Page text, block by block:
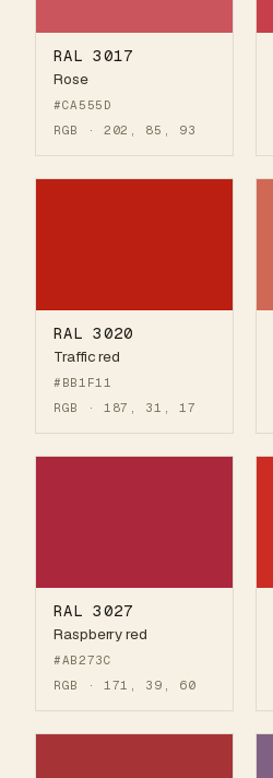
RAL 3017
Rose
#CA555D
RGB · 202, 85, 93
RAL 3020
Traffic red
#BB1F11
RGB · 187, 31, 17
RAL 3027
Raspberry red
#AB273C
RGB · 171, 39, 60